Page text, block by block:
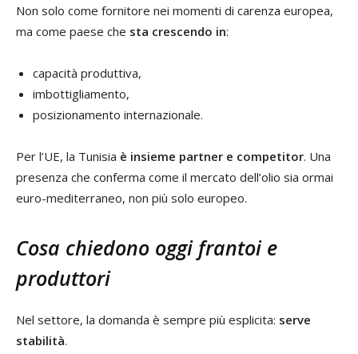
Non solo come fornitore nei momenti di carenza europea,
ma come paese che sta crescendo in:
capacità produttiva,
imbottigliamento,
posizionamento internazionale.
Per l’UE, la Tunisia è insieme partner e competitor. Una
presenza che conferma come il mercato dell’olio sia ormai
euro-mediterraneo, non più solo europeo.
Cosa chiedono oggi frantoi e
produttori
Nel settore, la domanda è sempre più esplicita: serve
stabilità.